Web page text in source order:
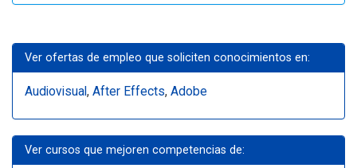
Ver ofertas de empleo que soliciten conocimientos en:
Audiovisual, After Effects, Adobe
Ver cursos que mejoren competencias de: